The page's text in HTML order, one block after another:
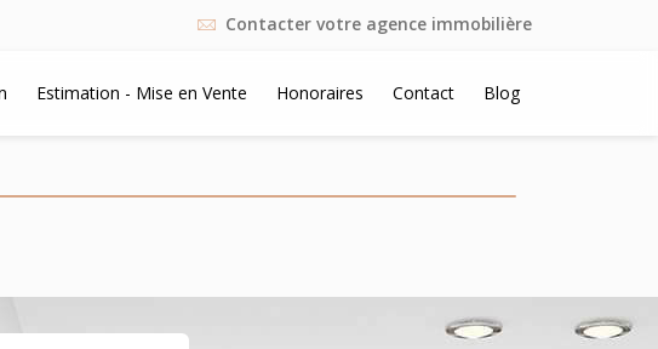
Contacter votre agence immobilière
Estimation - Mise en Vente Honoraires Contact Blog